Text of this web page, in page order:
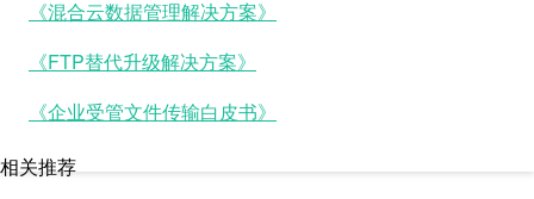
《混合云数据管理解决方案》
《FTP替代升级解决方案》
《企业受管文件传输白皮书》
相关推荐